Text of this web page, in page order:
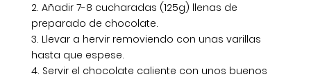
2. Añadir 7-8 cucharadas (125g) llenas de
preparado de chocolate.
3. Llevar a hervir removiendo con unas varillas
hasta que espese.
4. Servir el chocolate caliente con unos buenos